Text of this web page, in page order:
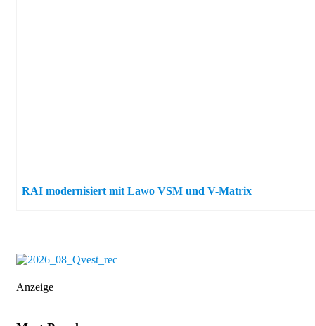
RAI modernisiert mit Lawo VSM und V-Matrix
Anzeige